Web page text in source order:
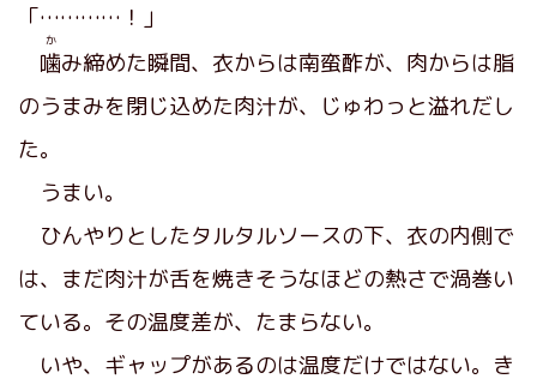
「…………！」
噛
か
み締めた瞬間、衣からは南蛮酢が、肉からは脂
のうまみを閉じ込めた肉汁が、じゅわっと溢れだし
た。
うまい。
ひんやりとしたタルタルソースの下、衣の内側で
は、まだ肉汁が舌を焼きそうなほどの熱さで渦巻い
ている。その温度差が、たまらない。
いや、ギャップがあるのは温度だけではない。き